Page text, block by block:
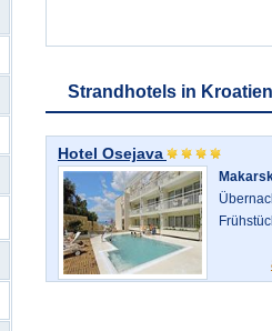
Strandhotels in Kroatien
Hotel Osejava